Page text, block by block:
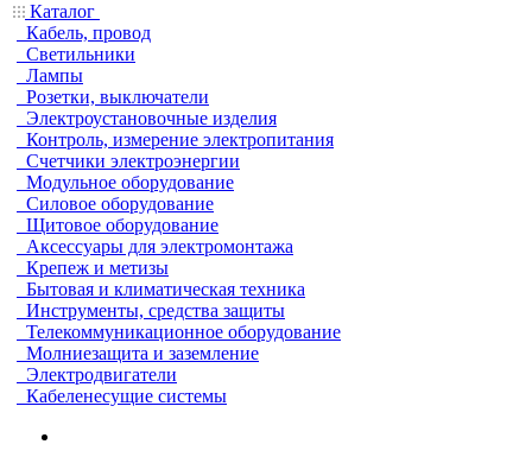
Каталог
Кабель, провод
Светильники
Лампы
Розетки, выключатели
Электроустановочные изделия
Контроль, измерение электропитания
Счетчики электроэнергии
Модульное оборудование
Силовое оборудование
Щитовое оборудование
Аксессуары для электромонтажа
Крепеж и метизы
Бытовая и климатическая техника
Инструменты, средства защиты
Телекоммуникационное оборудование
Молниезащита и заземление
Электродвигатели
Кабеленесущие системы